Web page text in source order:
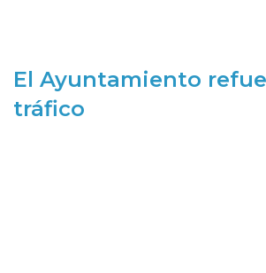
El Ayuntamiento
tráfico